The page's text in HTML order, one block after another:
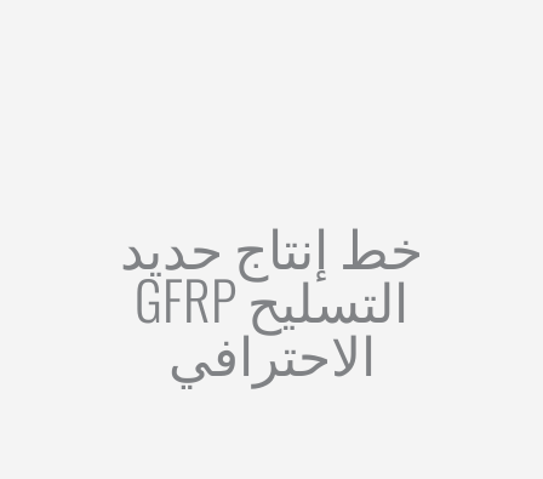
خط إنتاج حديد
التسليح GFRP
الاحترافي